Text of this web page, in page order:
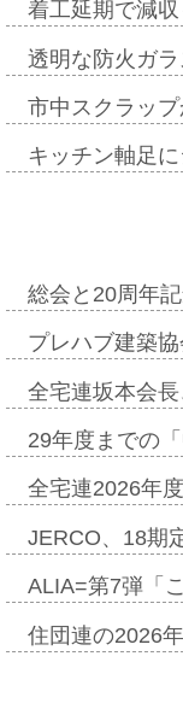
着工延期で減
透明な防火ガ
市中スクラッ
キッチン軸足
総会と20周年
プレハブ建築
全宅連坂本会
29年度までの
全宅連2026年
JERCO、18期
ALIA=第7弾「
住団連の2026